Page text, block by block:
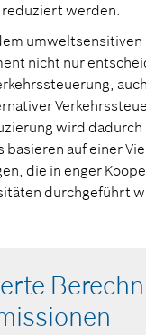
werden.
umweltsensitiven
nicht nur
wird
basieren auf einer
die in enger
durchgeführt